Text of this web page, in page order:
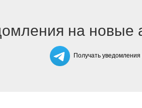
на новые
Получать уведомления